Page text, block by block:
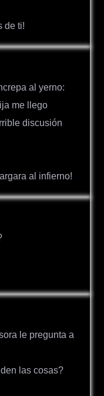
de ti!
al yerno:
me llego
discusión
al infierno!
le pregunta a
las cosas?